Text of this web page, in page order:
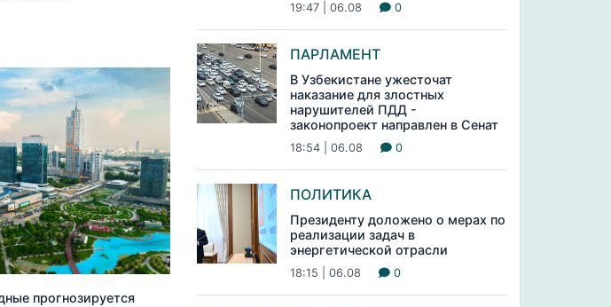
прогнозируется
19:47 | 06.08 0
ПАРЛАМЕНТ
В Узбекистане ужесточат
наказание для злостных
нарушителей ПДД -
законопроект направлен в Сенат
18:54 | 06.08 0
ПОЛИТИКА
Президенту доложено о мерах по
реализации задач в
энергетической отрасли
18:15 | 06.08 0